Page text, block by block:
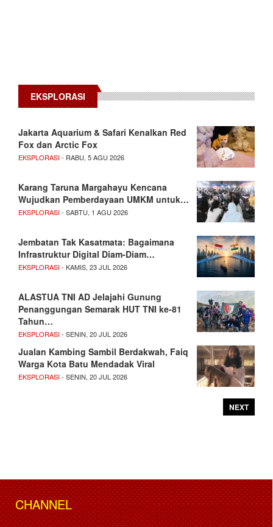
EKSPLORASI
Jakarta Aquarium & Safari Kenalkan Red
Fox dan Arctic Fox
EKSPLORASI- RABU, 5 AGU 2026
Karang Taruna Margahayu Kencana
Wujudkan Pemberdayaan UMKM untuk…
EKSPLORASI- SABTU, 1 AGU 2026
Jembatan Tak Kasatmata: Bagaimana
Infrastruktur Digital Diam-Diam…
EKSPLORASI- KAMIS, 23 JUL 2026
ALASTUA TNI AD Jelajahi Gunung
Penanggungan Semarak HUT TNI ke-81
Tahun…
EKSPLORASI- SENIN, 20 JUL 2026
Jualan Kambing Sambil Berdakwah, Faiq
Warga Kota Batu Mendadak Viral
EKSPLORASI- SENIN, 20 JUL 2026
NEXT
CHANNEL